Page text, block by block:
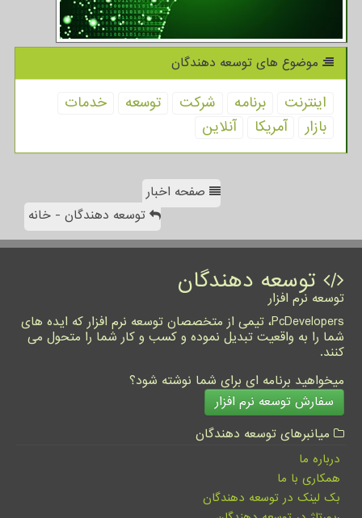
موضوع های توسعه دهندگان
اینترنت برنامه شركت توسعه
خدمات
بازار
آمریكا آنلاین
صفحه اخبار
توسعه دهندگان - خانه
توسعه دهندگان
توسعه نرم افزار
PcDevelopers، تیمی از متخصصان توسعه نرم افزار که ایده های
شما را به واقعیت تبدیل نموده و کسب و کار شما را متحول می
کنند.
میخواهید برنامه ای برای شما نوشته شود؟
سفارش توسعه نرم افزار
میانبرهای توسعه دهندگان
درباره ما
همکاری با ما
بک لینک در توسعه دهندگان